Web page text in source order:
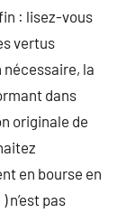
: lisez-vous
vertus
nécessaire, la
dans
originale de
en bourse en
n’est pas